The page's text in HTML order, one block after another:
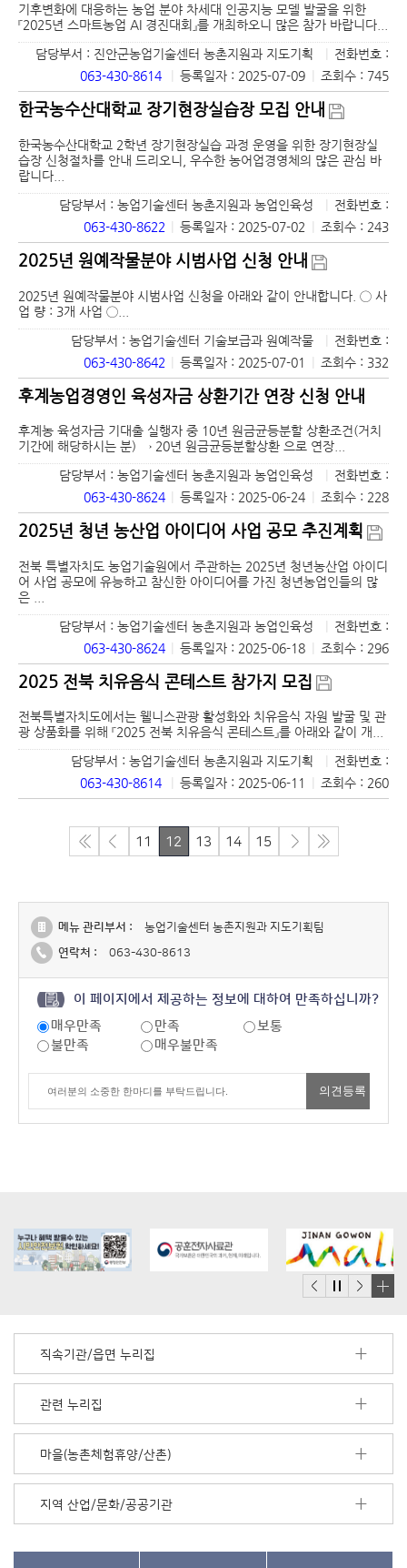
기후변화에 대응하는 농업 분야 차세대 인공지능 모델 발굴을 위한
『2025년 스마트농업 AI 경진대회』를 개최하오니 많은 참가 바랍니다...
담당부서 : 진안군농업기술센터 농촌지원과 지도기획
전화번호 :
063-430-8614
등록일자 : 2025-07-09 조회수 : 745
한국농수산대학교 장기현장실습장 모집 안내
한국농수산대학교 2학년 장기현장실습 과정 운영을 위한 장기현장실
습장 신청절차를 안내 드리오니, 우수한 농어업경영체의 많은 관심 바
랍니다...
담당부서 : 농업기술센터 농촌지원과 농업인육성
전화번호 :
063-430-8622
등록일자 : 2025-07-02 조회수 : 243
2025년 원예작물분야 시범사업 신청 안내
2025년 원예작물분야 시범사업 신청을 아래와 같이 안내합니다. ◯ 사
업 량 : 3개 사업 ◯...
담당부서 : 농업기술센터 기술보급과 원예작물
| 전화번호 :
063-430-8642 | 등록일자 : 2025-07-01 | 조회수 : 332
후계농업경영인 육성자금 상환기간 연장 신청 안내
후계농 육성자금 기대출 실행자 중 10년 원금균등분할 상환조건(거치
기간에 해당하시는 분) → 20년 원금균등분할상환 으로 연장...
담당부서 : 농업기술센터 농촌지원과 농업인육성
| 전화번호 :
063-430-8624 | 등록일자 : 2025-06-24 | 조회수 : 228
2025년 청년 농산업 아이디어 사업 공모 추진계획
전북 특별자치도 농업기술원에서 주관하는 2025년 청년농산업 아이디
어 사업 공모에 유능하고 참신한 아이디어를 가진 청년농업인들의 많
은 ...
담당부서 : 농업기술센터 농촌지원과 농업인육성
| 전화번호 :
063-430-8624 | 등록일자 : 2025-06-18 | 조회수 : 296
2025 전북 치유음식 콘테스트 참가지 모집
전북특별자치도에서는 웰니스관광 활성화와 치유음식 자원 발굴 및 관
광 상품화를 위해 『2025 전북 치유음식 콘테스트』를 아래와 같이 개...
담당부서 : 농업기술센터 농촌지원과 지도기획
전화번호 :
063-430-8614
등록일자 : 2025-06-11 조회수 : 260
11 12 13 14 15
메뉴 관리부서 :
농업기술센터 농촌지원과 지도기획팀
연락처 :
063-430-8613
이 페이지에서 제공하는 정보에 대하여 만족하십니까?
매우만족
만족
보통
불만족
매우불만족
더
기
직속기관/읍면 누리집
관련 누리집
마을(농촌체험휴양/산촌)
지역 산업/문화/공공기관